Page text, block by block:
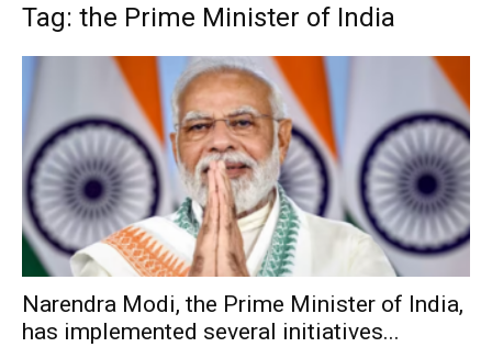
Tag: the Prime Minister of India
Narendra Modi, the Prime Minister of India,
has implemented several initiatives...